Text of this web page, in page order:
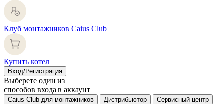
Клуб монтажников Caius Club
Купить котел
Вход/Регистрация
Выберете один из
способов входа в аккаунт
Caius Club для монтажников Дистрибьютор Сервисный центр